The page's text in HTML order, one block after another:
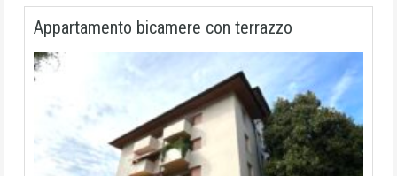
Appartamento bicamere con terrazzo